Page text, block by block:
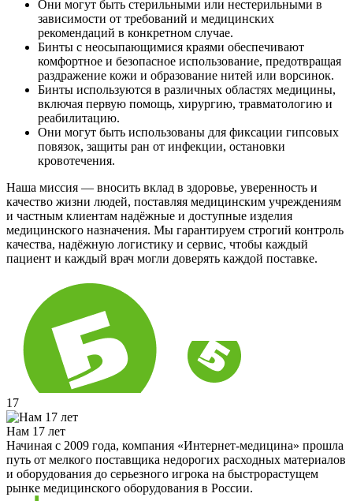
Они могут быть стерильными или нестерильными в
зависимости от требований и медицинских
рекомендаций в конкретном случае.
Бинты с неосыпающимися краями обеспечивают
комфортное и безопасное использование, предотвращая
раздражение кожи и образование нитей или ворсинок.
Бинты используются в различных областях медицины,
включая первую помощь, хирургию, травматологию и
реабилитацию.
Они могут быть использованы для фиксации гипсовых
повязок, защиты ран от инфекции, остановки
кровотечения.
Наша миссия — вносить вклад в здоровье, уверенность и
качество жизни людей, поставляя медицинским учреждениям
и частным клиентам надёжные и доступные изделия
медицинского назначения. Мы гарантируем строгий контроль
качества, надёжную логистику и сервис, чтобы каждый
пациент и каждый врач могли доверять каждой поставке.
17
Нам 17 лет
Начиная с 2009 года, компания «Интернет-медицина» прошла
путь от мелкого поставщика недорогих расходных материалов
и оборудования до серьезного игрока на быстрорастущем
рынке медицинского оборудования в России.